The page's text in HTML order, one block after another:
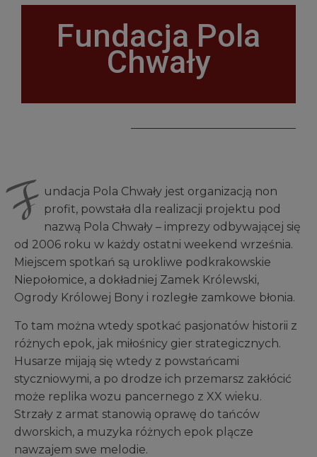
C
Fundacja Pola
Chwały
F
undacja Pola Chwały jest organizacją non
profit, powstała dla realizacji projektu pod
nazwą Pola Chwały – imprezy odbywającej się
od 2006 roku w każdy ostatni weekend września.
Miejscem spotkań są urokliwe podkrakowskie
Niepołomice, a dokładniej Zamek Królewski,
Ogrody Królowej Bony i rozległe zamkowe błonia.
To tam można wtedy spotkać pasjonatów historii z
różnych epok, jak miłośnicy gier strategicznych.
Husarze mijają się wtedy z powstańcami
styczniowymi, a po drodze ich przemarsz zakłócić
może replika wozu pancernego z XX wieku.
Strzały z armat stanowią oprawę do tańców
dworskich, a muzyka różnych epok plącze
nawzajem swe melodie.